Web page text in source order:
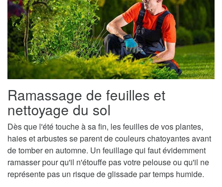
Ramassage de feuilles et
nettoyage du sol
Dès que l'été touche à sa fin, les feuilles de vos plantes,
haies et arbustes se parent de couleurs chatoyantes avant
de tomber en automne. Un feuillage qui faut évidemment
ramasser pour qu'il n'étouffe pas votre pelouse ou qu'il ne
représente pas un risque de glissade par temps humide.